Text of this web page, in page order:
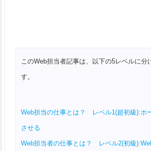
このWeb担当者記事は、以下の5レベルに分
す。
Web担当の仕事とは？ レベル1(超初級):ホ
させる
Web担当者の仕事とは？ レベル2(初級